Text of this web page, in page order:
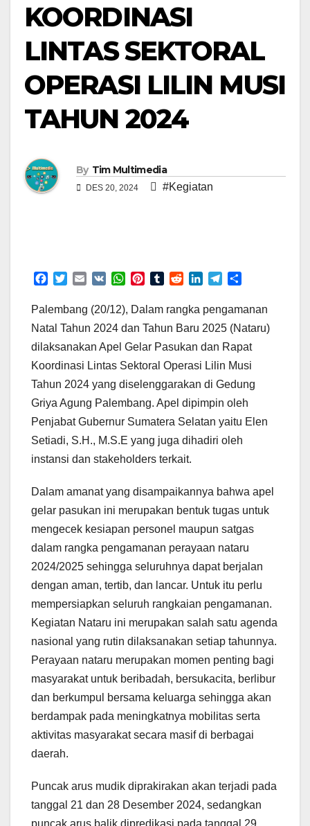
KOORDINASI
LINTAS SEKTORAL
OPERASI LILIN MUSI
TAHUN 2024
By Tim Multimedia
DES 20, 2024 #Kegiatan
c
b
o
o
i
t
e
r
a
l
W
s
A
p
n
e
r
e
t
m
l
r
R
d
i
t
n
e
d
l
g
r
a
a
e
Palembang (20/12), Dalam rangka pengamanan
Natal Tahun 2024 dan Tahun Baru 2025 (Nataru)
dilaksanakan Apel Gelar Pasukan dan Rapat
Koordinasi Lintas Sektoral Operasi Lilin Musi
Tahun 2024 yang diselenggarakan di Gedung
Griya Agung Palembang. Apel dipimpin oleh
Penjabat Gubernur Sumatera Selatan yaitu Elen
Setiadi, S.H., M.S.E yang juga dihadiri oleh
instansi dan stakeholders terkait.
Dalam amanat yang disampaikannya bahwa apel
gelar pasukan ini merupakan bentuk tugas untuk
mengecek kesiapan personel maupun satgas
dalam rangka pengamanan perayaan nataru
2024/2025 sehingga seluruhnya dapat berjalan
dengan aman, tertib, dan lancar. Untuk itu perlu
mempersiapkan seluruh rangkaian pengamanan.
Kegiatan Nataru ini merupakan salah satu agenda
nasional yang rutin dilaksanakan setiap tahunnya.
Perayaan nataru merupakan momen penting bagi
masyarakat untuk beribadah, bersukacita, berlibur
dan berkumpul bersama keluarga sehingga akan
berdampak pada meningkatnya mobilitas serta
aktivitas masyarakat secara masif di berbagai
daerah.
Puncak arus mudik diprakirakan akan terjadi pada
tanggal 21 dan 28 Desember 2024, sedangkan
puncak arus balik dipredikasi pada tanggal 29